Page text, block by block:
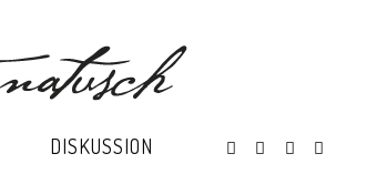
DISKUSSION